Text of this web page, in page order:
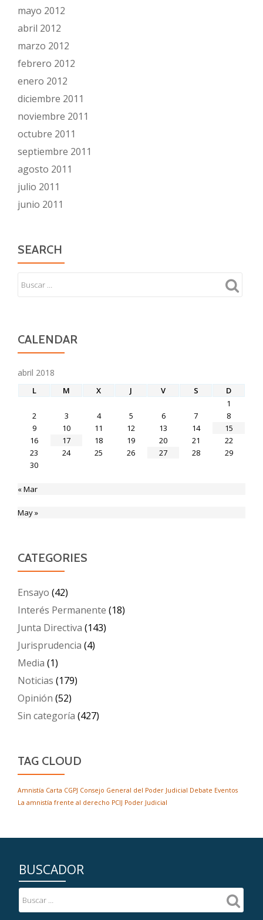
mayo 2012
abril 2012
marzo 2012
febrero 2012
enero 2012
diciembre 2011
noviembre 2011
octubre 2011
septiembre 2011
agosto 2011
julio 2011
junio 2011
SEARCH
CALENDAR
abril 2018
L M X J V S
D
1
2
3 4 5 6 7
8
9
10 11 12 13 14
15
16
17 18 19 20 21
22
23
24 25 26 27 28
29
30
« Mar
May »
CATEGORIES
Ensayo (42)
Interés Permanente (18)
Junta Directiva (143)
Jurisprudencia (4)
Media (1)
Noticias (179)
Opinión (52)
Sin categoría (427)
TAG CLOUD
Amnistía Carta CGPJ Consejo General del Poder Judicial Debate Eventos
La amnistía frente al derecho PCIJ Poder Judicial
BUSCADOR